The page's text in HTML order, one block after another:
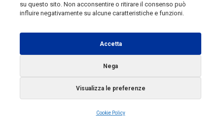
su questo sito. Non acconsentire o ritirare il consenso può
influire negativamente su alcune caratteristiche e funzioni.
Accetta
Nega
Visualizza le preferenze
Cookie Policy
Telemolise - reg. Tribunale di Campobasso n. 133 del
10/08/1982 - Direttore Responsabile:MANUELA
Testata Giornalistica Sportiva: reg. Tribunale Di
Campobasso n. 224 del 4/5/1996 - Direttore Responsabile:
ANTONIO DI LALLO
Radio Tele Molise s.r.l. - P.IVA 00213640709